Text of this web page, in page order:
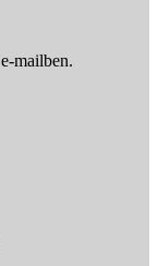
mailben.